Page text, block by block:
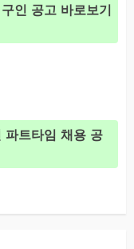
인 공고 바로보기
파트타임 채용 공